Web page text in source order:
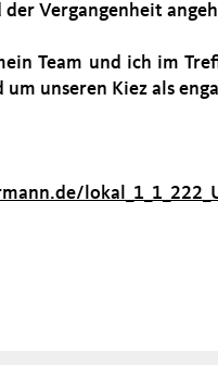
Vergangenheit
Team und ich im
unseren Kiez als